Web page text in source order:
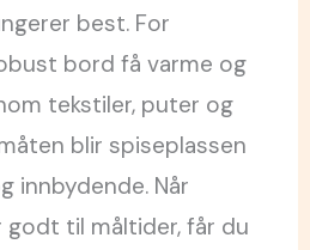
best. For
bord få varme og
tekstiler, puter og
blir spiseplassen
innbydende. Når
til måltider, får du